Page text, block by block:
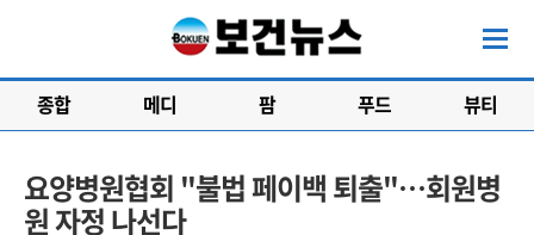
종합 메디 팜 푸드 뷰티
요양병원협회 "불법 페이백 퇴출"…회원병
원 자정 나선다